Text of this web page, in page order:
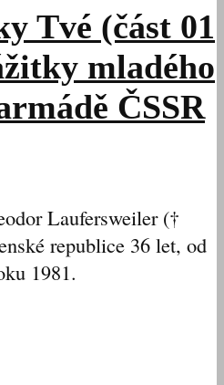
Tvé (část 01
mladého
ČSSR
Laufersweiler (†
republice 36 let, od
1981.